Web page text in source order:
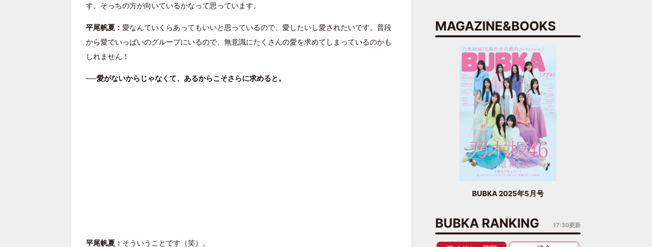
す。そっちの方が向いているかなって思っています。
平尾帆夏： 愛なんていくらあってもいいと思っているので、愛したいし愛されたいです。普段
から愛でいっぱいのグループにいるので、無意識にたくさんの愛を求めてしまっているのかも
しれません！
──愛がないからじゃなくて、あるからこそさらに求めると。
平尾帆夏： そういうことです（笑）。
MAGAZINE&BOOKS
BUBKA 2025年5月号
BUBKA RANKING 17:30更新